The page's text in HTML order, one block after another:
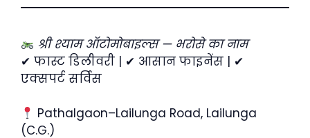
श्री श्याम ऑटोमोबाइल्स — भरोसे का नाम
✔ फास्ट डिलीवरी | ✔ आसान फाइनेंस | ✔
एक्सपर्ट सर्विस
Pathalgaon–Lailunga Road, Lailunga
(C.G.)